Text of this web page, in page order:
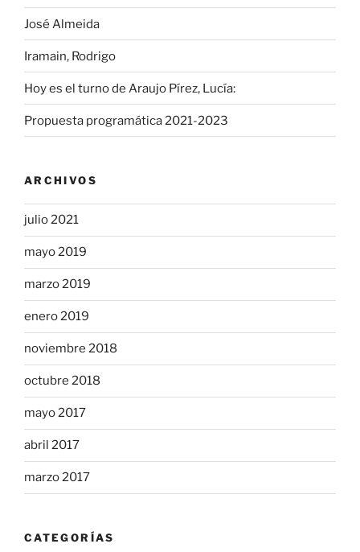
José Almeida
Iramain, Rodrigo
Hoy es el turno de Araujo Pírez, Lucía:
Propuesta programática 2021-2023
ARCHIVOS
julio 2021
mayo 2019
marzo 2019
enero 2019
noviembre 2018
octubre 2018
mayo 2017
abril 2017
marzo 2017
CATEGORÍAS